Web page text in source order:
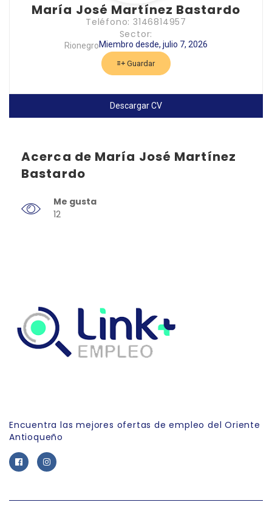
María José Martínez Bastardo
Teléfono: 3146814957
Sector:
RionegroMiembro desde, julio 7, 2026
Guardar
Descargar CV
Acerca de María José Martínez
Bastardo
Me gusta
12
Encuentra las mejores ofertas de empleo del Oriente
Antioqueño